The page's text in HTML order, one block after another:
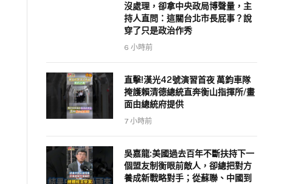
沒處理，卻拿中央政局博聲量，主
持人直問：這關台北市長屁事？說
穿了只是政治作秀
6 小時前
直擊!漢光42號演習首夜 萬鈞車隊
掩護賴清德總統直奔衡山指揮所/畫
面由總統府提供
7 小時前
吳嘉龍:美國過去百年不斷扶持下一
個盟友制衡眼前敵人，卻總把對方
養成新戰略對手；從蘇聯、中國到